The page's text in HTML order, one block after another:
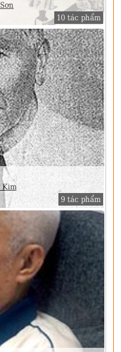
10 tác phẩm
Kim
9 tác phẩm